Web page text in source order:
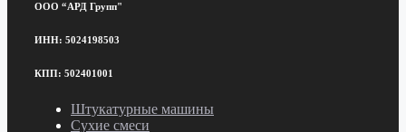
ООО “АРД Групп"
ИНН: 5024198503
КПП: 502401001
Штукатурные машины
Сухие смеси